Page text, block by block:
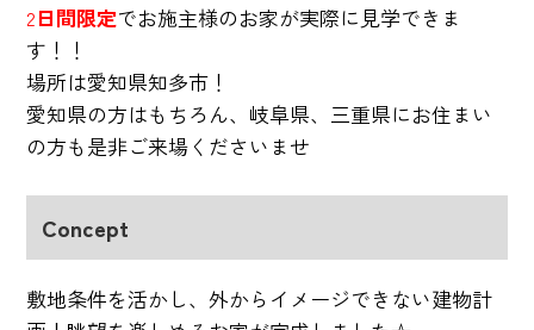
2日間限定でお施主様のお家が実際に見学できま
す！！
場所は愛知県知多市！
愛知県の方はもちろん、岐阜県、三重県にお住まい
の方も是非ご来場くださいませ
Concept
敷地条件を活かし、外からイメージできない建物計